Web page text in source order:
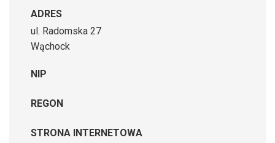
ADRES
ul. Radomska 27
Wąchock
NIP
REGON
STRONA INTERNETOWA